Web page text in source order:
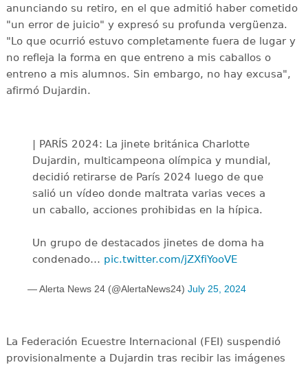
anunciando su retiro, en el que admitió haber cometido
"un error de juicio" y expresó su profunda vergüenza.
"Lo que ocurrió estuvo completamente fuera de lugar y
no refleja la forma en que entreno a mis caballos o
entreno a mis alumnos. Sin embargo, no hay excusa",
afirmó Dujardin.
| PARÍS 2024: La jinete británica Charlotte
Dujardin, multicampeona olímpica y mundial,
decidió retirarse de París 2024 luego de que
salió un vídeo donde maltrata varias veces a
un caballo, acciones prohibidas en la hípica.
Un grupo de destacados jinetes de doma ha
condenado… pic.twitter.com/jZXfiYooVE
— Alerta News 24 (@AlertaNews24) July 25, 2024
La Federación Ecuestre Internacional (FEI) suspendió
provisionalmente a Dujardin tras recibir las imágenes